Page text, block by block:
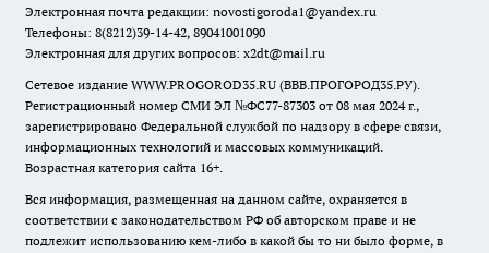
Электронная почта редакции: novostigoroda1@yandex.ru
Телефоны: 8(8212)39-14-42, 89041001090
Электронная для других вопросов: x2dt@mail.ru
Сетевое издание WWW.PROGOROD35.RU (ВВВ.ПРОГОРОД35.РУ).
Регистрационный номер СМИ ЭЛ №ФС77-87303 от 08 мая 2024 г.,
зарегистрировано Федеральной службой по надзору в сфере связи,
информационных технологий и массовых коммуникаций.
Возрастная категория сайта 16+.
Вся информация, размещенная на данном сайте, охраняется в
соответствии с законодательством РФ об авторском праве и не
подлежит использованию кем-либо в какой бы то ни было форме, в